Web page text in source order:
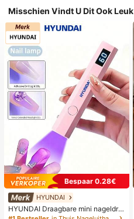
Misschien Vindt U Dit Ook Leuk
Bespaar 0.28€
HYUNDAI
HYUNDAI Draagbare mini nageldro
ger, oplaadbare handlamp UV/LED